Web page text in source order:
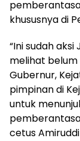
khususnya di
“Ini sudah
melihat
Gubernur,
pimpinan di
untuk
cetus